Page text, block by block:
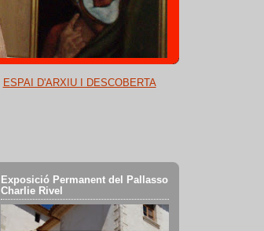
ESPAI D'ARXIU I DESCOBERTA
Exposició Permanent del Pallasso
Charlie Rivel